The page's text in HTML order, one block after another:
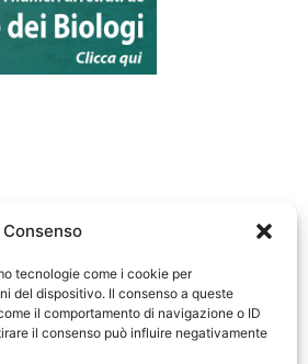
tecnologie come i cookie per
del dispositivo. Il consenso a queste
il comportamento di navigazione o ID
il consenso può influire negativamente